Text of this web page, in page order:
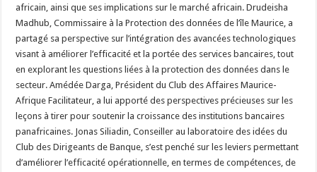
africain, ainsi que ses implications sur le marché africain. Drudeisha
Madhub, Commissaire à la Protection des données de l’île Maurice, a
partagé sa perspective sur l’intégration des avancées technologiques
visant à améliorer l’efficacité et la portée des services bancaires, tout
en explorant les questions liées à la protection des données dans le
secteur. Amédée Darga, Président du Club des Affaires Maurice-
Afrique Facilitateur, a lui apporté des perspectives précieuses sur les
leçons à tirer pour soutenir la croissance des institutions bancaires
panafricaines. Jonas Siliadin, Conseiller au laboratoire des idées du
Club des Dirigeants de Banque, s’est penché sur les leviers permettant
d’améliorer l’efficacité opérationnelle, en termes de compétences, de